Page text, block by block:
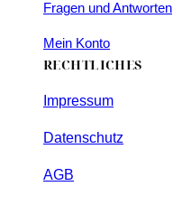
Fragen und Antworten
Mein Konto
RECHTLICHES
Impressum
Datenschutz
AGB